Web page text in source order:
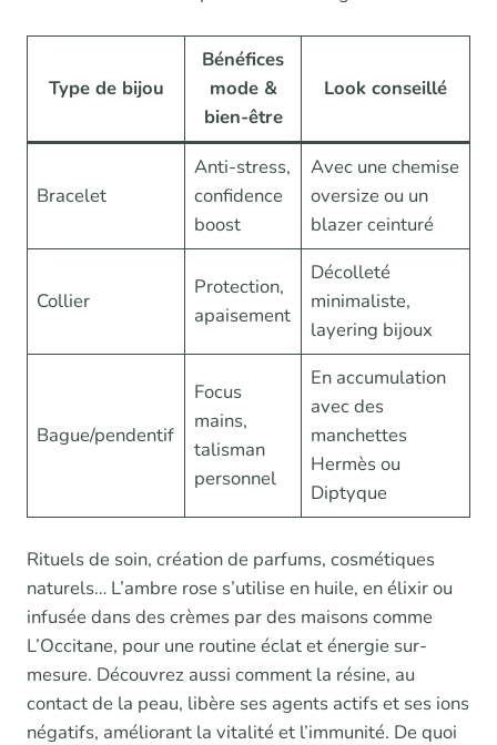
Type de bijou
Bénéfices
mode &
bien-être
Look conseillé
Bracelet
Anti-stress,
confidence
boost
Avec une chemise
oversize ou un
blazer ceinturé
Collier
Protection,
apaisement
Décolleté
minimaliste,
layering bijoux
Bague/pendentif
Focus
mains,
talisman
personnel
En accumulation
avec des
manchettes
Hermès ou
Diptyque
Rituels de soin, création de parfums, cosmétiques
naturels… L’ambre rose s’utilise en huile, en élixir ou
infusée dans des crèmes par des maisons comme
L’Occitane, pour une routine éclat et énergie sur-
mesure. Découvrez aussi comment la résine, au
contact de la peau, libère ses agents actifs et ses ions
négatifs, améliorant la vitalité et l’immunité. De quoi